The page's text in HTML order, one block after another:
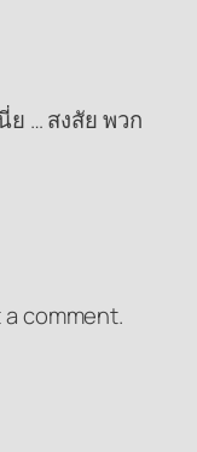
… สงสัย พวก
comment.